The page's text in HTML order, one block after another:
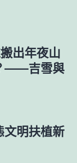
出年夜山
——吉雪與
文明扶植新